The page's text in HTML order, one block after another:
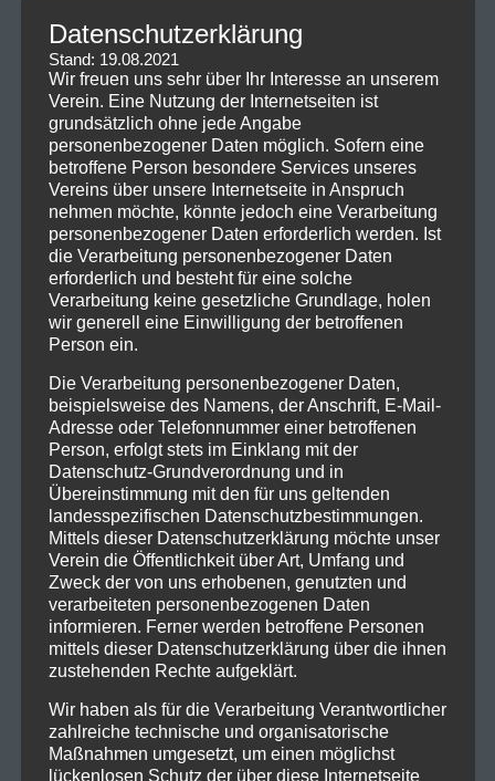
Neueste Kommentare
Kontakt
ISV Feldkirch
Indoor Schützen Verein
Leusbündtweg 27
A-6800 Feldkirch
Archiv
November 2025 (1)
Oktober 2025(2)
Datenschutzerklärung
Stand: 19.08.2021
Wir freuen uns sehr über Ihr Interesse an unserem
Verein. Eine Nutzung der Internetseiten ist
grundsätzlich ohne jede Angabe
personenbezogener Daten möglich. Sofern eine
betroffene Person besondere Services unseres
Vereins über unsere Internetseite in Anspruch
nehmen möchte, könnte jedoch eine Verarbeitung
personenbezogener Daten erforderlich werden. Ist
die Verarbeitung personenbezogener Daten
erforderlich und besteht für eine solche
Verarbeitung keine gesetzliche Grundlage, holen
wir generell eine Einwilligung der betroffenen
Person ein.
Die Verarbeitung personenbezogener Daten,
beispielsweise des Namens, der Anschrift, E-Mail-
Adresse oder Telefonnummer einer betroffenen
Person, erfolgt stets im Einklang mit der
Datenschutz-Grundverordnung und in
Übereinstimmung mit den für uns geltenden
landesspezifischen Datenschutzbestimmungen.
Mittels dieser Datenschutzerklärung möchte unser
Verein die Öffentlichkeit über Art, Umfang und
Zweck der von uns erhobenen, genutzten und
verarbeiteten personenbezogenen Daten
informieren. Ferner werden betroffene Personen
mittels dieser Datenschutzerklärung über die ihnen
zustehenden Rechte aufgeklärt.
Wir haben als für die Verarbeitung Verantwortlicher
zahlreiche technische und organisatorische
Maßnahmen umgesetzt, um einen möglichst
lückenlosen Schutz der über diese Internetseite